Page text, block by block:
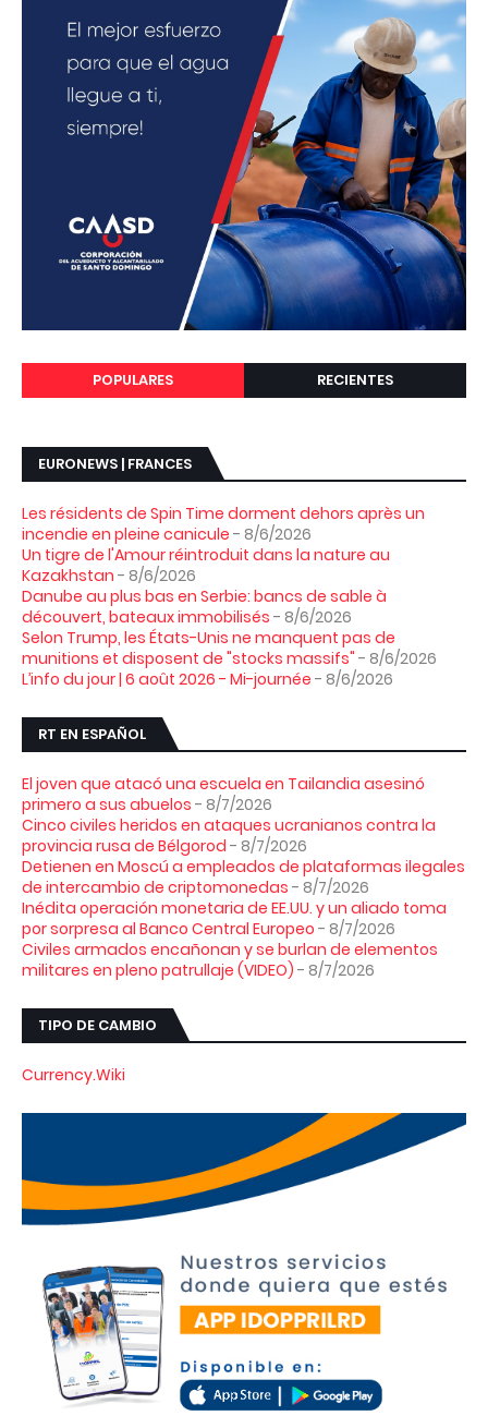
POPULARES RECIENTES
EURONEWS | FRANCES
Les résidents de Spin Time dorment dehors après un
incendie en pleine canicule - 8/6/2026
Un tigre de l'Amour réintroduit dans la nature au
Kazakhstan - 8/6/2026
Danube au plus bas en Serbie: bancs de sable à
découvert, bateaux immobilisés - 8/6/2026
Selon Trump, les États-Unis ne manquent pas de
munitions et disposent de "stocks massifs" - 8/6/2026
L’info du jour | 6 août 2026 - Mi-journée - 8/6/2026
RT EN ESPAÑOL
El joven que atacó una escuela en Tailandia asesinó
primero a sus abuelos - 8/7/2026
Cinco civiles heridos en ataques ucranianos contra la
provincia rusa de Bélgorod - 8/7/2026
Detienen en Moscú a empleados de plataformas ilegales
de intercambio de criptomonedas - 8/7/2026
Inédita operación monetaria de EE.UU. y un aliado toma
por sorpresa al Banco Central Europeo - 8/7/2026
Civiles armados encañonan y se burlan de elementos
militares en pleno patrullaje (VIDEO) - 8/7/2026
TIPO DE CAMBIO
Currency.Wiki